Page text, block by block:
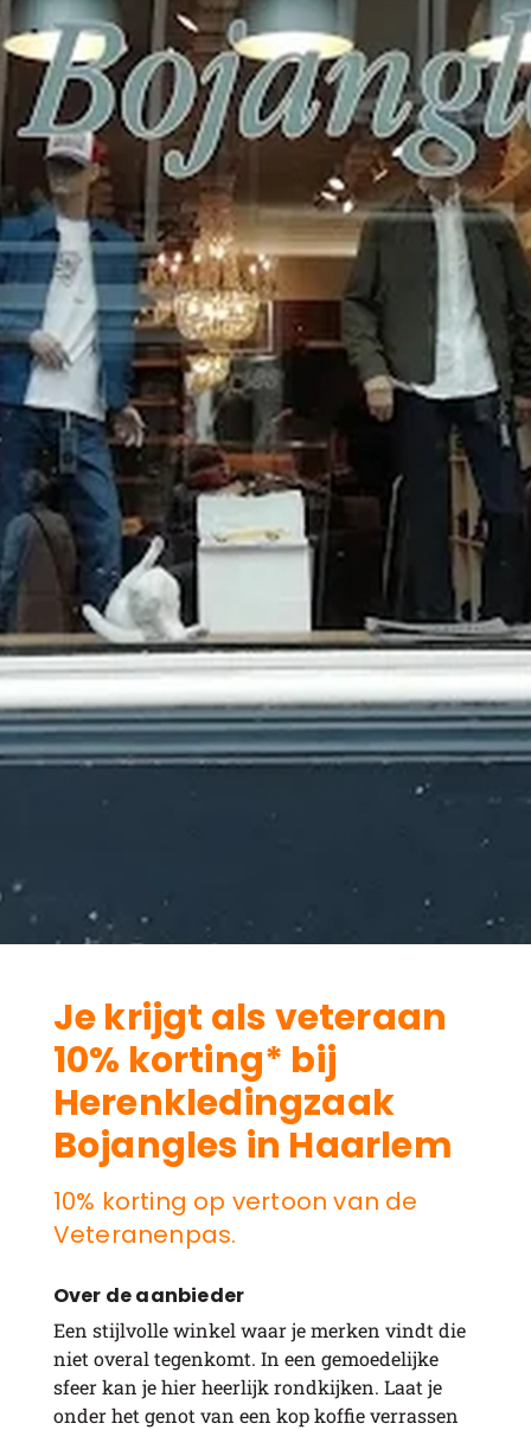
Je krijgt als veteraan
10% korting* bij
Herenkledingzaak
Bojangles in Haarlem
10% korting op vertoon van de
Veteranenpas.
Over de aanbieder
Een stijlvolle winkel waar je merken vindt die
niet overal tegenkomt. In een gemoedelijke
sfeer kan je hier heerlijk rondkijken. Laat je
onder het genot van een kop koffie verrassen